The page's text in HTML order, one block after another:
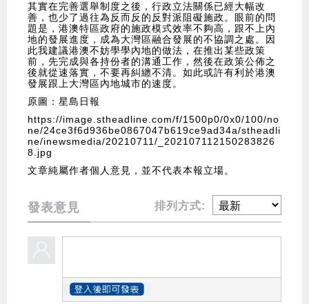
其實在完善選舉制度之後，行政立法關係已經大幅改
善，也少了過往為反而反的反對派阻礙施政。眼前的問
題是，港澳特區政府的施政模式效率不夠高，跟不上內
地的發展進度，成為大灣區融合發展的不協調之處。因
此我建議港澳不妨學學內地的做法，在推出某些政策
前，先完成與各持份者的溝通工作，然後在政策公佈之
後就從速落實，不要再糾纏不清。如此或許有利於港澳
發展跟上大灣區內地城市的速度。
原圖：星島日報
https://image.stheadline.com/f/1500p0/0x0/100/no
ne/24ce3f6d936be0867047b619ce9ad34a/stheadli
ne/inewsmedia/20210711/_202107112150283826
8.jpg
文章純屬作者個人意見，並不代表本報立場。
發表意見 排列方式: